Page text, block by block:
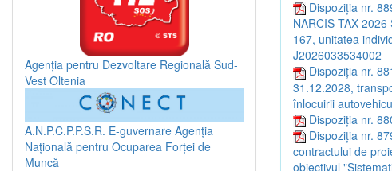
Dispoziția nr.
NARCIS TAX
167, unitatea
J2026033534002
Dispoziția nr.
31.12.2028,
înlocuirii
Dispoziția nr.
Dispoziția nr.
contractului de
obiectivul
Agenția pentru Dezvoltare Regională Sud-
Vest Oltenia
A.N.P.C.P.P.S.R. E-guvernare Agenția
Națională pentru Ocuparea Forței de
Muncă